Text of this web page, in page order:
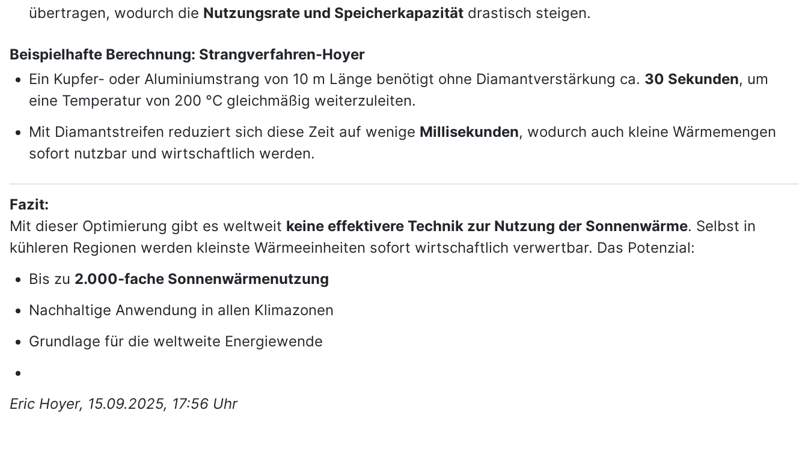
übertragen, wodurch die Nutzungsrate und Speicherkapazität drastisch steigen.
Beispielhafte Berechnung: Strangverfahren-Hoyer
Ein Kupfer- oder Aluminiumstrang von 10 m Länge benötigt ohne Diamantverstärkung ca. 30 Sekunden, um
eine Temperatur von 200 °C gleichmäßig weiterzuleiten.
Mit Diamantstreifen reduziert sich diese Zeit auf wenige Millisekunden, wodurch auch kleine Wärmemengen
sofort nutzbar und wirtschaftlich werden.
Fazit:
Mit dieser Optimierung gibt es weltweit keine effektivere Technik zur Nutzung der Sonnenwärme. Selbst in
kühleren Regionen werden kleinste Wärmeeinheiten sofort wirtschaftlich verwertbar. Das Potenzial:
Bis zu 2.000-fache Sonnenwärmenutzung
Nachhaltige Anwendung in allen Klimazonen
Grundlage für die weltweite Energiewende
Eric Hoyer, 15.09.2025, 17:56 Uhr